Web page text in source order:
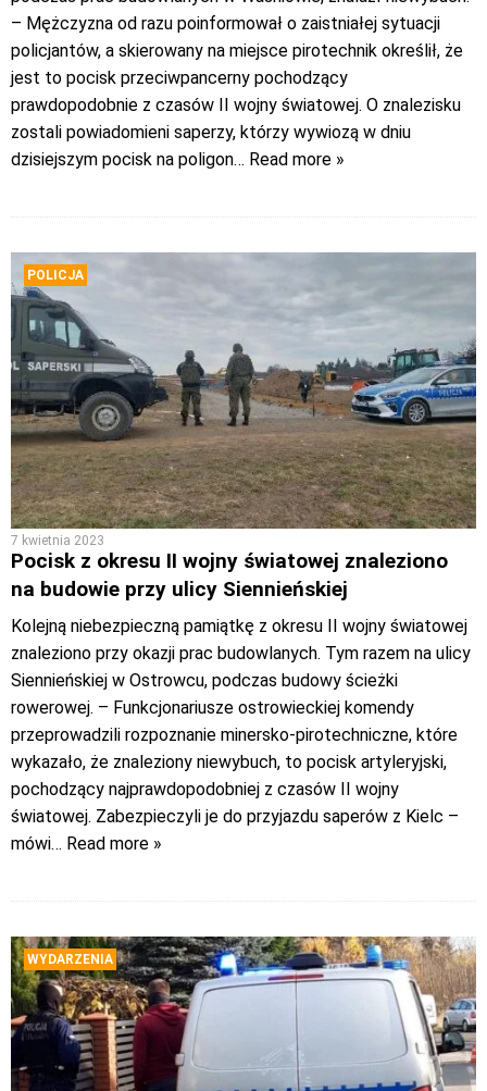
– Mężczyzna od razu poinformował o zaistniałej sytuacji
policjantów, a skierowany na miejsce pirotechnik określił, że
jest to pocisk przeciwpancerny pochodzący
prawdopodobnie z czasów II wojny światowej. O znalezisku
zostali powiadomieni saperzy, którzy wywiozą w dniu
dzisiejszym pocisk na poligon… Read more »
POLICJA
7 kwietnia 2023
Pocisk z okresu II wojny światowej znaleziono
na budowie przy ulicy Siennieńskiej
Kolejną niebezpieczną pamiątkę z okresu II wojny światowej
znaleziono przy okazji prac budowlanych. Tym razem na ulicy
Siennieńskiej w Ostrowcu, podczas budowy ścieżki
rowerowej. – Funkcjonariusze ostrowieckiej komendy
przeprowadzili rozpoznanie minersko-pirotechniczne, które
wykazało, że znaleziony niewybuch, to pocisk artyleryjski,
pochodzący najprawdopodobniej z czasów II wojny
światowej. Zabezpieczyli je do przyjazdu saperów z Kielc –
mówi… Read more »
WYDARZENIA